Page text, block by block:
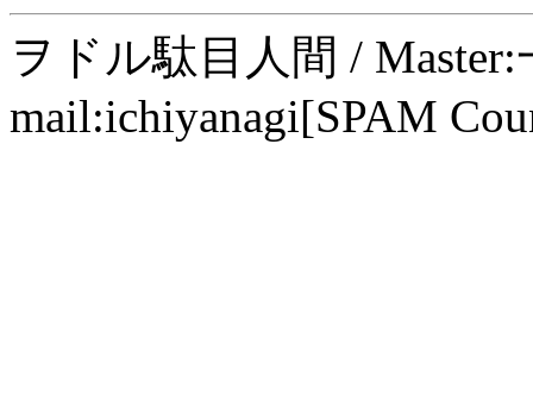
ヲドル駄目人間 /
mail:ichiyanagi[SPAM